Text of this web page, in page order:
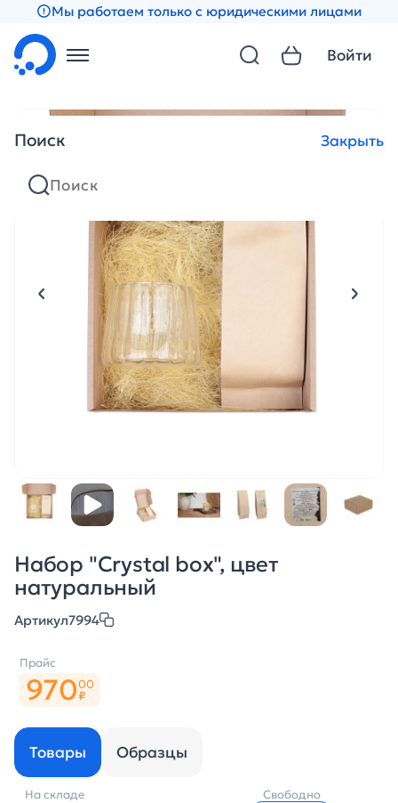
Мы работаем только с юридическими лицами
Поиск Закрыть
Войти
Набор "Crystal box", цвет
натуральный
Артикул7994
Прайс
97000
₽
Товары Образцы
На складе Свободно